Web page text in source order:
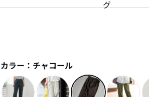
カラー： チャコール